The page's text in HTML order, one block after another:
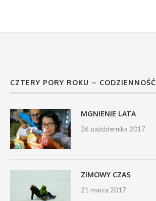
CZTERY PORY ROKU – CODZIENNOŚĆ
MGNIENIE LATA
26 października 2017
ZIMOWY CZAS
21 marca 2017